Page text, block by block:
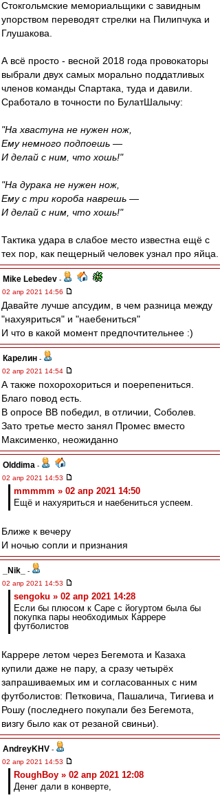
Стокгольмские мемориальщики с завидным
упорством переводят стрелки на Пилипчука и
Глушакова.
А всё просто - весной 2018 года провокаторы
выбрали двух самых морально поддатливых
членов команды Спартака, туда и давили.
Сработало в точности по БулатШалычу:
"На хвастуна не нужен нож,
Ему немного подпоешь —
И делай с ним, что хошь!"
"На дурака не нужен нож,
Ему с три короба наврешь —
И делай с ним, что хошь!"
Тактика удара в слабое место известна ещё с
тех пор, как пещерный человек узнал про яйца.
Mike Lebedev -
02 апр 2021 14:56
Давайте лучше апсудим, в чем разница между
"нахуяриться" и "наебениться"
И что в какой момент предпочтительнее :)
Карелин -
02 апр 2021 14:54
А также похорохориться и поерепениться.
Благо повод есть.
В опросе ВВ победил, в отличии, Соболев.
Зато третье место занял Промес вместо
Максименко, неожиданно
Olddima -
02 апр 2021 14:53
mmmmm » 02 апр 2021 14:50
Ещё и нахуяриться и наебениться успеем.
Ближе к вечеру
И ночью сопли и признания
_Nik_
-
02 апр 2021 14:53
sengoku » 02 апр 2021 14:28
Если бы плюсом к Саре с йогуртом была бы
покупка пары необходимых Каррере
футболистов
Каррере летом через Бегемота и Казаха
купили даже не пару, а сразу четырёх
запрашиваемых им и согласованных с ним
футболистов: Петковича, Пашалича, Тигиева и
Рошу (последнего покупали без Бегемота,
визгу было как от резаной свиньи).
AndreyKHV -
02 апр 2021 14:53
RoughBoy » 02 апр 2021 12:08
Денег дали в конверте,